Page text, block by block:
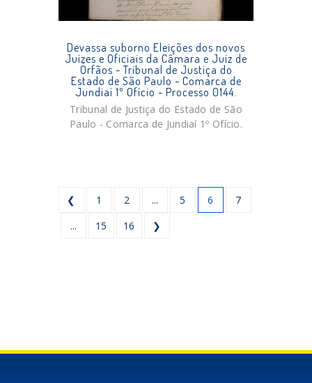
Devassa suborno Eleições dos novos
Juízes e Oficiais da Câmara e Juiz de
Órfãos - Tribunal de Justiça do
Estado de São Paulo - Comarca de
Jundiaí 1º Ofício - Processo 0144.
Tribunal de Justiça do Estado de São
Paulo - Comarca de Jundiaí 1º Ofício.
❮ 1 2 ... 5 6
7
...
15 16 ❯